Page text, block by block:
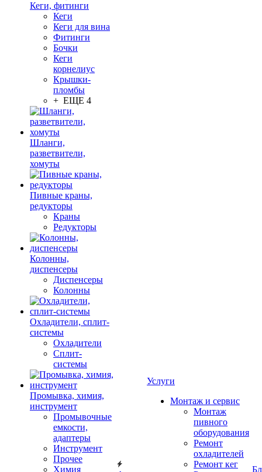
Кеги, фитинги
Кеги
Кеги для вина
Фитинги
Бочки
Кеги
корнелиус
Крышки-
пломбы
+ ЕЩЕ 4
Шланги,
разветвители,
хомуты
Пивные краны,
редукторы
Краны
Редукторы
Колонны,
диспенсеры
Диспенсеры
Колонны
Охладители, сплит-
системы
Охладители
Сплит-
системы
Промывка, химия,
инструмент
Промывочные
емкости,
адаптеры
Инструмент
Прочее
Химия
Услуги
Монтаж и сервис
Монтаж
пивного
оборудования
Ремонт
охладителей
Ремонт кег